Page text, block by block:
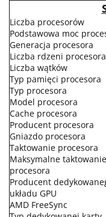
Liczba procesorów
Podstawowa moc
Generacja procesora
Liczba rdzeni procesora
Liczba wątków
Typ pamięci procesora
Typ procesora
Model procesora
Cache procesora
Producent procesora
Gniazdo procesora
Taktowanie procesora
Maksymalne taktowanie
procesora
Producent
układu GPU
AMD FreeSync